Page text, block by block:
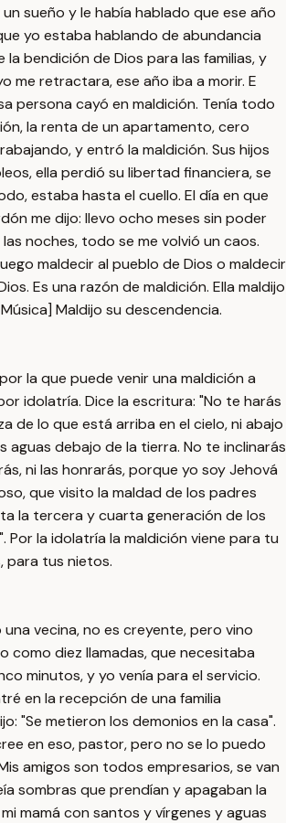
sueño y le había hablado que ese año
yo estaba hablando de abundancia
la bendición de Dios para las familias, y
me retractara, ese año iba a morir. E
persona cayó en maldición. Tenía todo
la renta de un apartamento, cero
y entró la maldición. Sus hijos
ella perdió su libertad financiera, se
estaba hasta el cuello. El día en que
me dijo: llevo ocho meses sin poder
noches, todo se me volvió un caos.
maldecir al pueblo de Dios o maldecir
Es una razón de maldición. Ella maldijo
Maldijo su descendencia.
la que puede venir una maldición a
idolatría. Dice la escritura: "No te harás
de lo que está arriba en el cielo, ni abajo
aguas debajo de la tierra. No te inclinarás
ni las honrarás, porque yo soy Jehová
que visito la maldad de los padres
la tercera y cuarta generación de los
Por la idolatría la maldición viene para tu
para tus nietos.
vecina, no es creyente, pero vino
como diez llamadas, que necesitaba
minutos, y yo venía para el servicio.
en la recepción de una familia
"Se metieron los demonios en la casa".
en eso, pastor, pero no se lo puedo
amigos son todos empresarios, se van
sombras que prendían y apagaban la
mamá con santos y vírgenes y aguas